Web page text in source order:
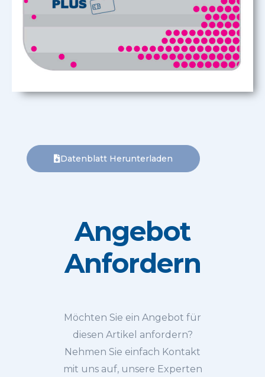
Datenblatt Herunterladen
Angebot
Anfordern
Möchten Sie ein Angebot für
diesen Artikel anfordern?
Nehmen Sie einfach Kontakt
mit uns auf, unsere Experten